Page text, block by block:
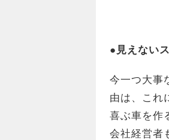
● 見えない
今一つ大事
由は、これ
喜ぶ車を作
会社経営者